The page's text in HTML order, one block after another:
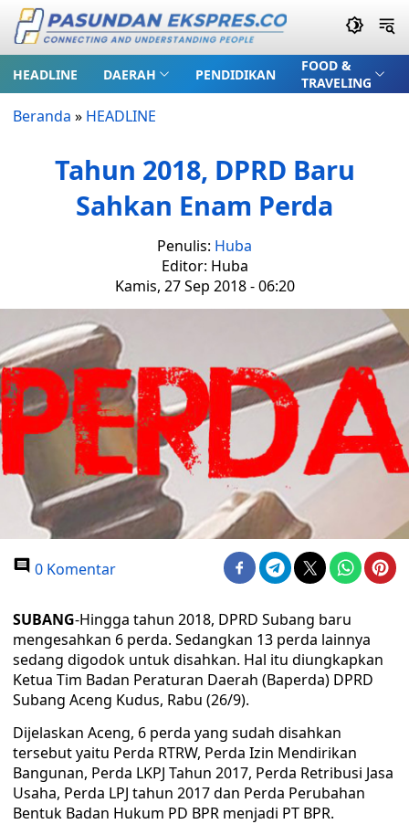
HEADLINE DAERAH PENDIDIKAN
FOOD &
TRAVELING
Beranda » HEADLINE
Tahun 2018, DPRD Baru
Sahkan Enam Perda
Penulis: Huba
Editor: Huba
Kamis, 27 Sep 2018 - 06:20
0 Komentar
SUBANG-Hingga tahun 2018, DPRD Subang baru
mengesahkan 6 perda. Sedangkan 13 perda lainnya
sedang digodok untuk disahkan. Hal itu diungkapkan
Ketua Tim Badan Peraturan Daerah (Baperda) DPRD
Subang Aceng Kudus, Rabu (26/9).
Dijelaskan Aceng, 6 perda yang sudah disahkan
tersebut yaitu Perda RTRW, Perda Izin Mendirikan
Bangunan, Perda LKPJ Tahun 2017, Perda Retribusi Jasa
Usaha, Perda LPJ tahun 2017 dan Perda Perubahan
Bentuk Badan Hukum PD BPR menjadi PT BPR.